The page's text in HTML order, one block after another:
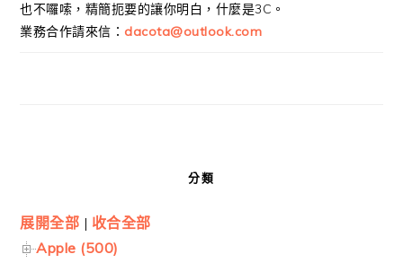
也不囉嗦，精簡扼要的讓你明白，什麼是3C。
業務合作請來信： dacota@outlook.com
分類
展開全部 | 收合全部
Apple (500)